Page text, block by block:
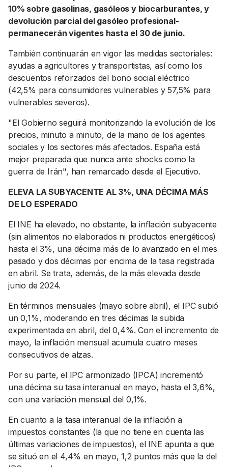
10% sobre gasolinas, gasóleos y biocarburantes, y
devolución parcial del gasóleo profesional-
permanecerán vigentes hasta el 30 de junio.
También continuarán en vigor las medidas sectoriales:
ayudas a agricultores y transportistas, así como los
descuentos reforzados del bono social eléctrico
(42,5% para consumidores vulnerables y 57,5% para
vulnerables severos).
"El Gobierno seguirá monitorizando la evolución de los
precios, minuto a minuto, de la mano de los agentes
sociales y los sectores más afectados. España está
mejor preparada que nunca ante shocks como la
guerra de Irán", han remarcado desde el Ejecutivo.
ELEVA LA SUBYACENTE AL 3%, UNA DÉCIMA MÁS
DE LO ESPERADO
El INE ha elevado, no obstante, la inflación subyacente
(sin alimentos no elaborados ni productos energéticos)
hasta el 3%, una décima más de lo avanzado en el mes
pasado y dos décimas por encima de la tasa registrada
en abril. Se trata, además, de la más elevada desde
junio de 2024.
En términos mensuales (mayo sobre abril), el IPC subió
un 0,1%, moderando en tres décimas la subida
experimentada en abril, del 0,4%. Con el incremento de
mayo, la inflación mensual acumula cuatro meses
consecutivos de alzas.
Por su parte, el IPC armonizado (IPCA) incrementó
una décima su tasa interanual en mayo, hasta el 3,6%,
con una variación mensual del 0,1%.
En cuanto a la tasa interanual de la inflación a
impuestos constantes (la que no tiene en cuenta las
últimas variaciones de impuestos), el INE apunta a que
se situó en el 4,4% en mayo, 1,2 puntos más que la del